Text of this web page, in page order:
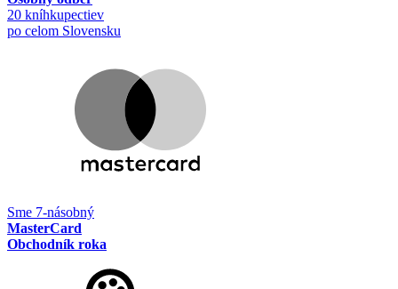
20 kníhkupectiev
po celom Slovensku
Sme 7-násobný
MasterCard
Obchodník roka